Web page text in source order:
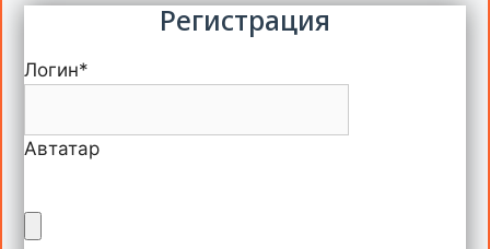
Регистрация
Логин*
Автатар